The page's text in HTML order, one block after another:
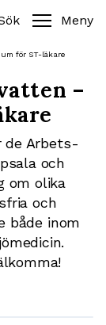
Meny
search
för ST-läkare
–
de Arbets-
och
om olika
och
både inom